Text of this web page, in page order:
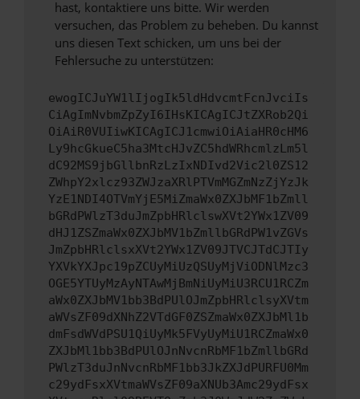
hast, kontaktiere uns bitte. Wir werden
versuchen, das Problem zu beheben. Du kannst
uns diesen Text schicken, um uns bei der
Fehlersuche zu unterstützen:
ewogICJuYW1lIjogIk5ldHdvcmtFcnJvciIs
CiAgImNvbmZpZyI6IHsKICAgICJtZXRob2Qi
OiAiR0VUIiwKICAgICJ1cmwiOiAiaHR0cHM6
Ly9hcGkueC5ha3MtcHJvZC5hdWRhcmlzLm5l
dC92MS9jbGllbnRzLzIxNDIvd2Vic2l0ZS12
ZWhpY2xlcz93ZWJzaXRlPTVmMGZmNzZjYzJk
YzE1NDI4OTVmYjE5MiZmaWx0ZXJbMF1bZmll
bGRdPWlzT3duJmZpbHRlclswXVt2YWx1ZV09
dHJ1ZSZmaWx0ZXJbMV1bZmllbGRdPW1vZGVs
JmZpbHRlclsxXVt2YWx1ZV09JTVCJTdCJTIy
YXVkYXJpc19pZCUyMiUzQSUyMjViODNlMzc3
OGE5YTUyMzAyNTAwMjBmNiUyMiU3RCU1RCZm
aWx0ZXJbMV1bb3BdPUlOJmZpbHRlclsyXVtm
aWVsZF09dXNhZ2VTdGF0ZSZmaWx0ZXJbMl1b
dmFsdWVdPSU1QiUyMk5FVyUyMiU1RCZmaWx0
ZXJbMl1bb3BdPUlOJnNvcnRbMF1bZmllbGRd
PWlzT3duJnNvcnRbMF1bb3JkZXJdPURFU0Mm
c29ydFsxXVtmaWVsZF09aXNUb3Amc29ydFsx